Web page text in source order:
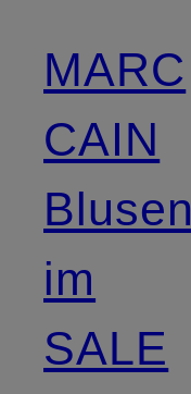
MARC
CAIN
Blusen
im
SALE